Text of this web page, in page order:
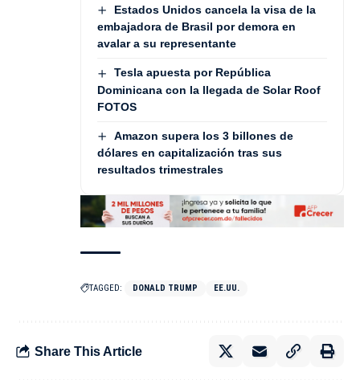
Estados Unidos cancela la visa de la
embajadora de Brasil por demora en
avalar a su representante
Tesla apuesta por República
Dominicana con la llegada de Solar Roof
FOTOS
Amazon supera los 3 billones de
dólares en capitalización tras sus
resultados trimestrales
TAGGED: DONALD TRUMP EE.UU.
Share This Article